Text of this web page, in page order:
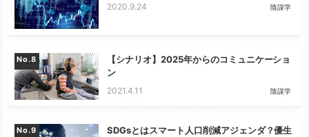
2020.9.24 陰謀学
No.
【シナリオ】2025年からのコミュニケーショ
ン
2021.4.11 陰謀学
No.
SDGsとはスマート人口削減アジェンダ？優生